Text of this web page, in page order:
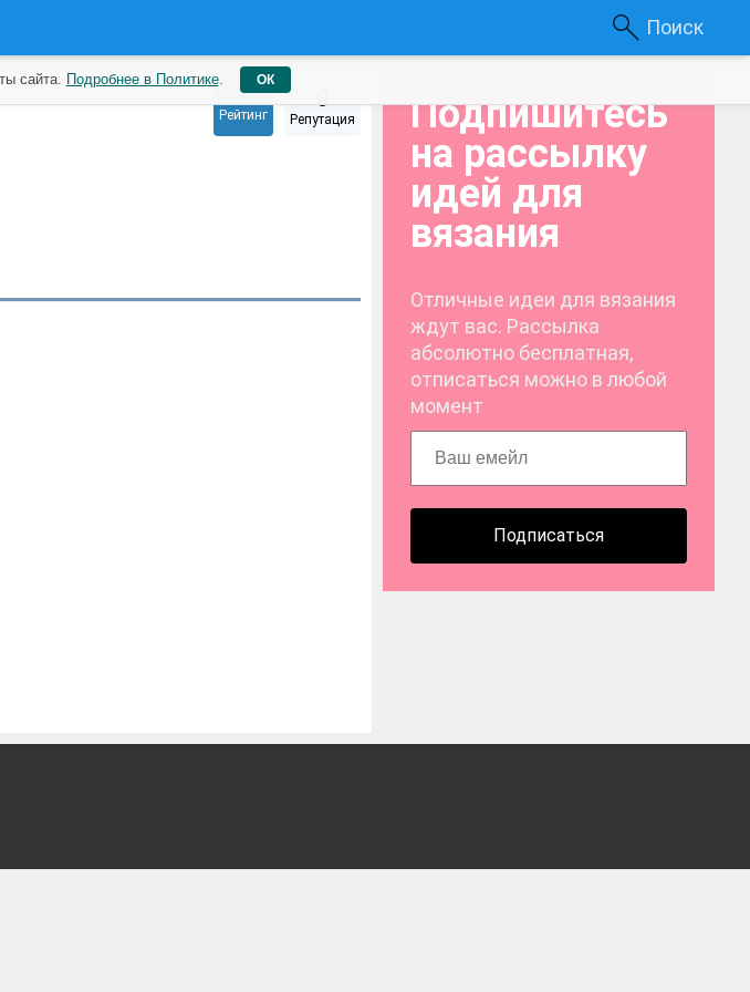
Поиск
0
Рейтинг
0
Репутация
Подпишитесь
на рассылку
идей для
вязания
Отличные идеи для вязания
ждут вас. Рассылка
абсолютно бесплатная,
отписаться можно в любой
момент
Подписаться
сайта. Подробнее в Политике. ОК